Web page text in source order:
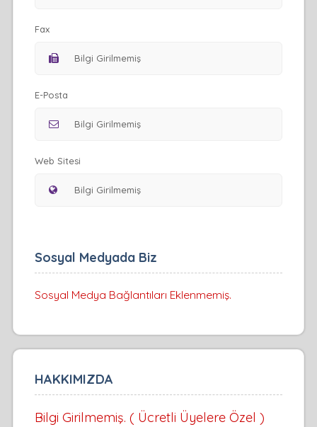
Fax
E-Posta
Web Sitesi
Sosyal Medyada Biz
Sosyal Medya Bağlantıları Eklenmemiş.
HAKKIMIZDA
Bilgi Girilmemiş. ( Ücretli Üyelere Özel )